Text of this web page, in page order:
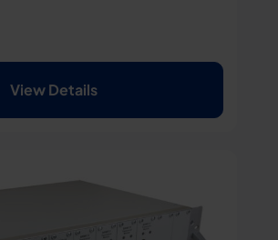
View Details